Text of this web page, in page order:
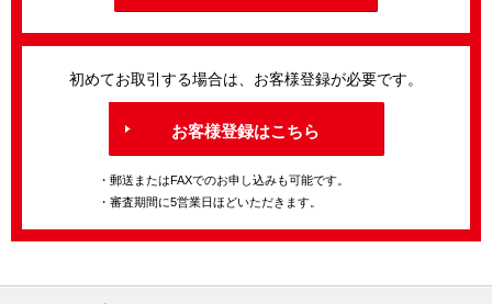
初めてお取引する場合は、お客様登録が必要です。
お客様登録はこちら
・郵送またはFAXでのお申し込みも可能です。
・審査期間に5営業日ほどいただきます。